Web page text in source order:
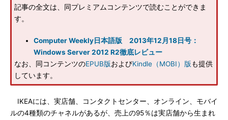
記事の全文は、同プレミアムコンテンツで読むことができま
す。
Computer Weekly日本語版 2013年12月18日号：
Windows Server 2012 R2徹底レビュー
なお、同コンテンツのEPUB版およびKindle（MOBI）版も提供
しています。
IKEAには、実店舗、コンタクトセンター、オンライン、モバイ
ルの4種類のチャネルがあるが、売上の95％は実店舗から生まれ